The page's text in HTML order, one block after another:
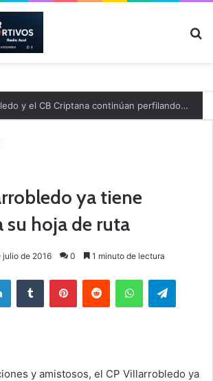
El CB Villarrobledo y el CB Criptana continúan perfilando sus plantillas
ya tiene
su hoja de ruta
julio de 2016 0 1 minuto de lectura
y amistosos, el CP Villarrobledo ya